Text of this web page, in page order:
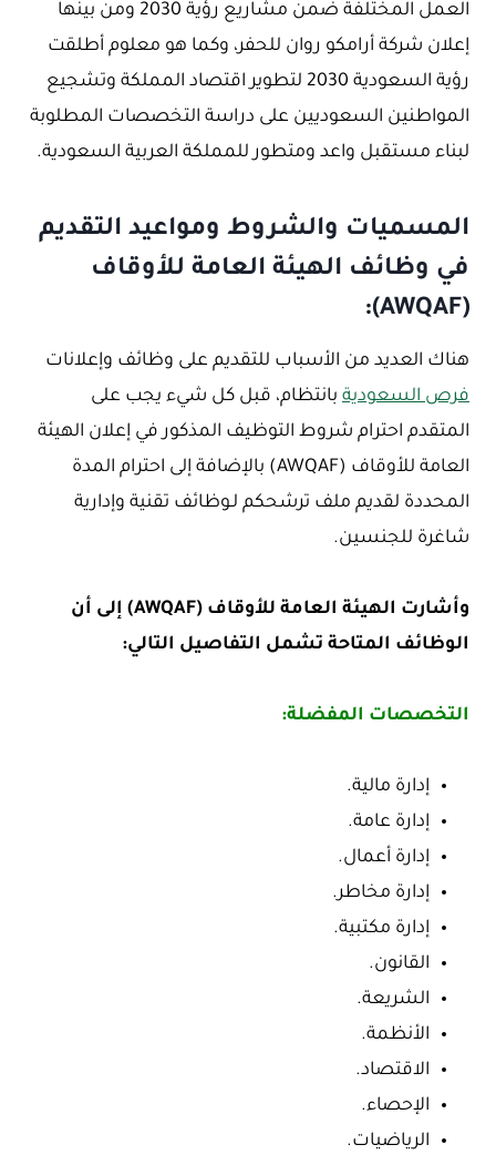
العمل المختلفة ضمن مشاريع رؤية 2030 ومن بينها
إعلان شركة أرامكو روان للحفر، وكما هو معلوم أطلقت
رؤية السعودية 2030 لتطوير اقتصاد المملكة وتشجيع
المواطنين السعوديين على دراسة التخصصات المطلوبة
لبناء مستقبل واعد ومتطور للمملكة العربية السعودية.
المسميات والشروط ومواعيد التقديم
في وظائف الهيئة العامة للأوقاف
(AWQAF):
هناك العديد من الأسباب للتقديم على وظائف وإعلانات
فرص السعودية بانتظام، قبل كل شيء يجب على
المتقدم احترام شروط التوظيف المذكور في إعلان الهيئة
العامة للأوقاف (AWQAF) بالإضافة إلى احترام المدة
المحددة لقديم ملف ترشحكم لـوظائف تقنية وإدارية
شاغرة للجنسين.
وأشارت الهيئة العامة للأوقاف (AWQAF) إلى أن
الوظائف المتاحة تشمل التفاصيل التالي:
التخصصات المفضلة:
إدارة مالية.
إدارة عامة.
إدارة أعمال.
إدارة مخاطر.
إدارة مكتبية.
القانون.
الشريعة.
الأنظمة.
الاقتصاد.
الإحصاء.
الرياضيات.